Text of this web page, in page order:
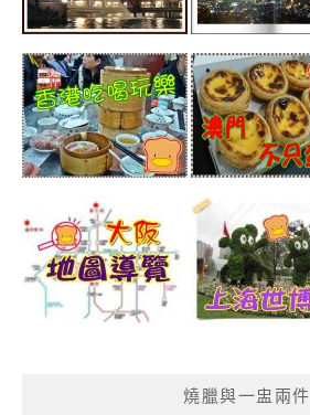
燒臘與一盅兩件